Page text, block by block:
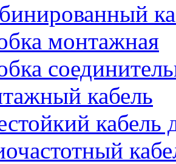
монтажная
кабель